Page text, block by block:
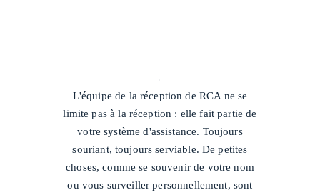
L'équipe de la réception de RCA ne se
limite pas à la réception : elle fait partie de
votre système d'assistance. Toujours
souriant, toujours serviable. De petites
choses, comme se souvenir de votre nom
ou vous surveiller personnellement, sont